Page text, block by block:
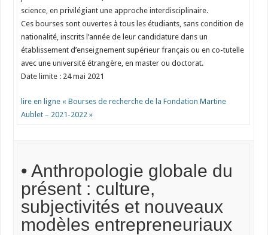
science, en privilégiant une approche interdisciplinaire.
Ces bourses sont ouvertes à tous les étudiants, sans condition de
nationalité, inscrits l’année de leur candidature dans un
établissement d’enseignement supérieur français ou en co-tutelle
avec une université étrangère, en master ou doctorat.
Date limite : 24 mai 2021
lire en ligne « Bourses de recherche de la Fondation Martine
Aublet – 2021-2022 »
• Anthropologie globale du
présent : culture,
subjectivités et nouveaux
modèles entrepreneuriaux